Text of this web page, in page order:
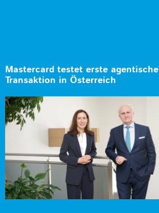
Mastercard testet erste agentische
Transaktion in Österreich